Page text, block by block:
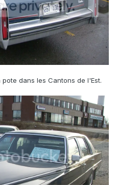
dans les Cantons de l'Est.